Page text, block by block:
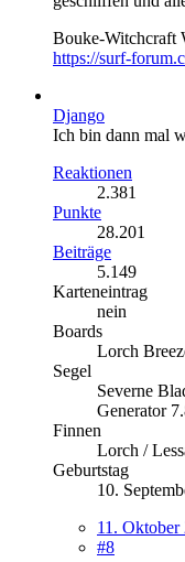
Bouke-Witchcraft
https://surf-
Django
Ich bin dann mal
Reaktionen
2.381
Punkte
28.201
Beiträge
5.149
Karteneintrag
nein
Boards
Lorch
Segel
Severne
Generator
Finnen
Lorch /
Geburtstag
10.
11. Oktober
#8